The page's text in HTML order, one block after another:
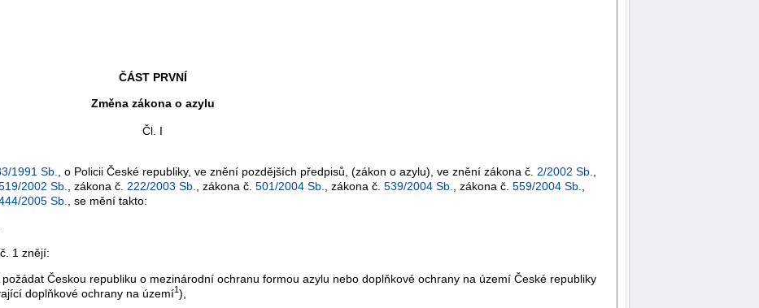
ČÁST PRVNÍ
Změna zákona o azylu
Čl. I
1991 Sb. , o Policii České republiky, ve znění pozdějších předpisů, (zákon o azylu), ve znění zákona č. 2/2002 Sb.
2002 Sb. , zákona č. 222/2003 Sb. , zákona č. 501/2004 Sb. , zákona č. 539/2004 Sb. , zákona č. 559/2004 Sb.
2005 Sb.
, se mění takto:
1 znějí:
Českou republiku o mezinárodní ochranu formou azylu nebo doplňkové ochrany na území České republiky
doplňkové ochrany na území1 ),